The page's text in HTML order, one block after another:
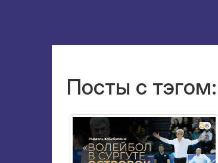
Посты с